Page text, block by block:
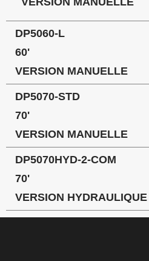
DP5060-L
60'
VERSION MANUELLE
DP5070-STD
70'
VERSION MANUELLE
DP5070HYD-2-COM
70'
VERSION HYDRAULIQUE